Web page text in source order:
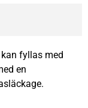
fyllas med
en